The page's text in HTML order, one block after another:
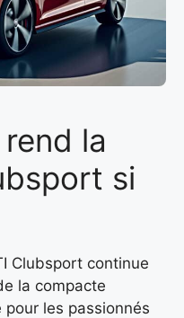
la
si
Clubsport continue
la compacte
les passionnés